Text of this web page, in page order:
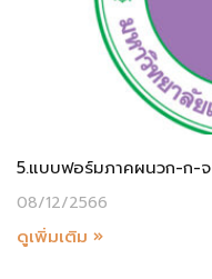
5.แบบฟอร์มภาคผนวก-ก-จ
08/12/2566
ดูเพิ่มเติม »